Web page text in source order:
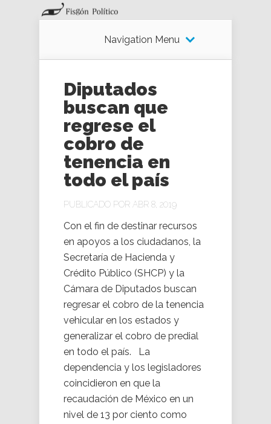
Navigation Menu
Diputados
buscan que
regrese el
cobro de
tenencia en
todo el país
PUBLICADO POR ABR 8, 2019
Con el fin de destinar recursos
en apoyos a los ciudadanos, la
Secretaría de Hacienda y
Crédito Público (SHCP) y la
Cámara de Diputados buscan
regresar el cobro de la tenencia
vehicular en los estados y
generalizar el cobro de predial
en todo el país. La
dependencia y los legisladores
coincidieron en que la
recaudación de México en un
nivel de 13 por ciento como